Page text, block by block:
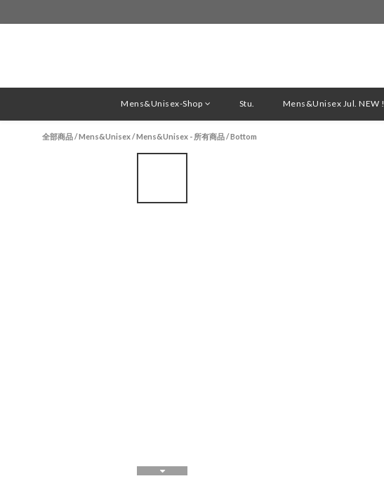
Mens&Unisex-Shop Stu. Mens&Unisex Jul. NEW !
全部商品/Mens&Unisex/Mens&Unisex - 所有商品/Bottom